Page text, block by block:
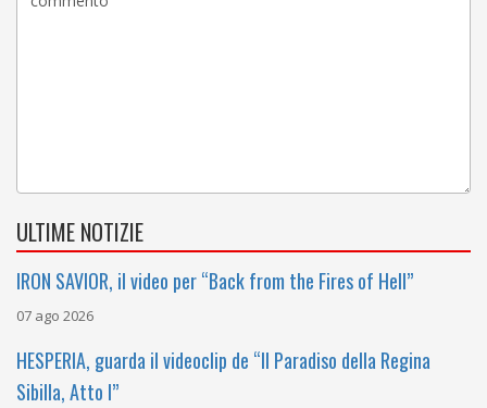
ULTIME NOTIZIE
IRON SAVIOR, il video per “Back from the Fires of Hell”
07 ago 2026
HESPERIA, guarda il videoclip de “Il Paradiso della Regina
Sibilla, Atto I”